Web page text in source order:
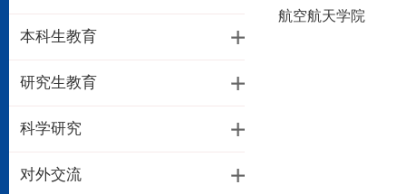
本科生教育
研究生教育
科学研究
对外交流
航空航天学院